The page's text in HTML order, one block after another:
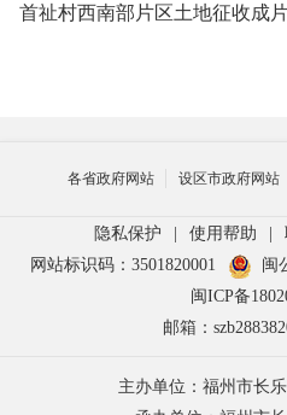
首祉村西南部片区土地征收成
各省政府网站 设区市政府网站
隐私保护 使用帮助
网站标识码：3501820001
闽
闽ICP备
邮箱：
主办单位：福州市长